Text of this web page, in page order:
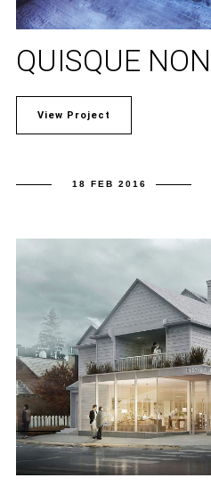
QUISQUE NON
View Project
18 FEB 2016